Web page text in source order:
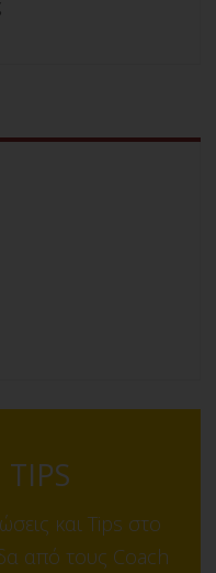
και Tips στο
από τους Coach